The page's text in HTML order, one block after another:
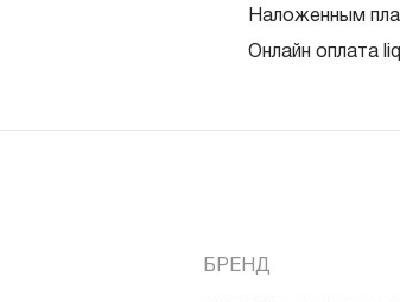
Наложенным
Онлайн оплата
БРЕНД